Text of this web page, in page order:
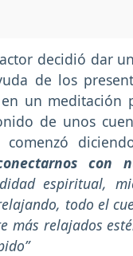
decidió dar
de los
un meditación
de unos
con
espiritual,
todo el
más relajados